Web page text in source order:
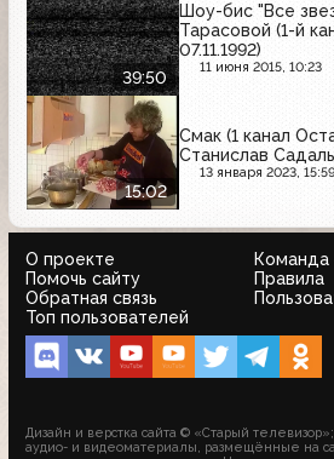
39:50
Шоу-бис "Все
Тарасовой (1-й
07.11.1992)
11 июня 2015, 10:23
15:02
Смак (1 канал
Станислав
13 января 2023, 15:59
О проекте
Команда
Помочь сайту
Правила
Обратная связь
Топ пользователей
Дизайн и верстка сайта © «Старый
аудио- и видеоматериалы, размещённые на